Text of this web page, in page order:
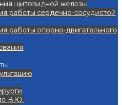
щитовидной железы
работы сердечно-сосудистой
работы опорно-двигательного
В.Ю.